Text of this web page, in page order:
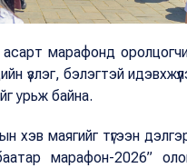
асарт марафонд
үзлэг, бэлэгтэй
урьж байна.
маягийг түгээн
марафон-2026”